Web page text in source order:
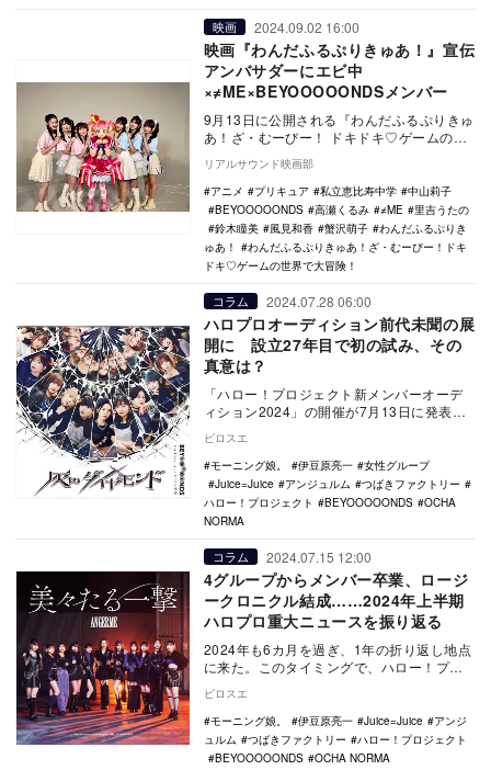
映画 2024.09.02 16:00
映画『わんだふるぷりきゅあ！』宣伝
アンバサダーにエビ中
×≠ME×BEYOOOOONDSメンバー
9月13日に公開される『わんだふるぷりきゅ
あ！ざ・むーびー！ ドキドキ♡ゲームの世
界で大冒険！』の宣伝アンバサダーとし
て、私立恵…
リアルサウンド映画部
アニメ
プリキュア 私立恵比寿中学
中山莉子
BEYOOOOONDS
高瀬くるみ ≠ME
里吉うたの
鈴木瞳美
風見和香 蟹沢萌子
わんだふるぷりき
ゅあ！
わんだふるぷりきゅあ！ざ・むーびー！ドキ
ドキ♡ゲームの世界で大冒険！
コラム 2024.07.28 06:00
ハロプロオーディション前代未聞の展
開に 設立27年目で初の試み、その
真意は？
「ハロー！プロジェクト新メンバーオーデ
ィション2024」の開催が7月13日に発表さ
対…
ピロスエ
モーニング娘。
伊豆原亮一
女性グループ
Juice=Juice
アンジュルム
つばきファクトリー
ハロー！プロジェクト
BEYOOOOONDS
OCHA
NORMA
コラム 2024.07.15 12:00
4グループからメンバー卒業、ロージ
ークロニクル結成……2024年上半期
ハロプロ重大ニュースを振り返る
2024年も6カ月を過ぎ、1年の折り返し地点
に来た。このタイミングで、ハロー！プロ
トピッ…
ピロスエ
モーニング娘。
伊豆原亮一 Juice=Juice
アンジ
ュルム
つばきファクトリー
ハロー！プロジェクト
BEYOOOOONDS
OCHA NORMA